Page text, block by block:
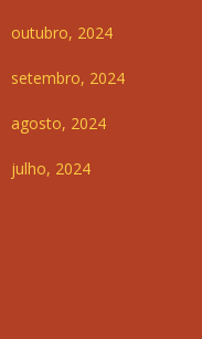
outubro, 2024
setembro, 2024
agosto, 2024
julho, 2024